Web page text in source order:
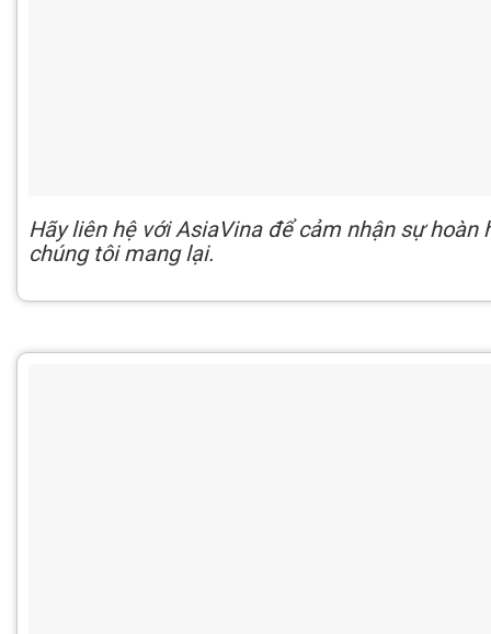
Hãy liên hệ với AsiaVina để cảm nhận sự hoàn
chúng tôi mang lại.